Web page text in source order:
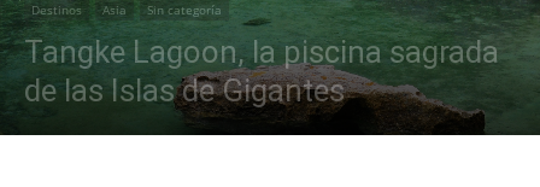
Destinos Asia Sin categoría
Tangke Lagoon, la piscina sagrada
de las Islas de Gigantes